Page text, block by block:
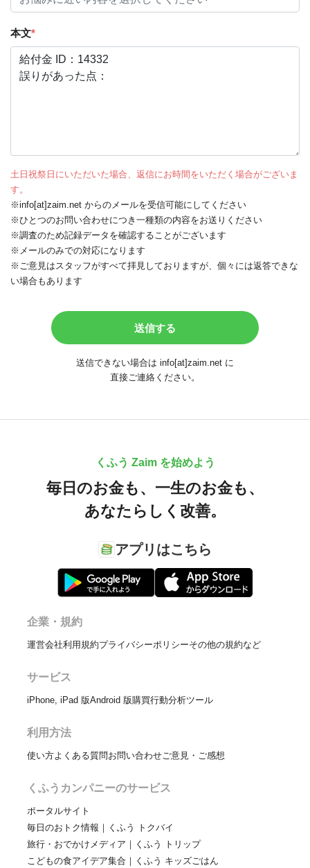
本文*
土日祝祭日にいただいた場合、返信にお時間をいただく場合がございま
す。
※info[at]zaim.net からのメールを受信可能にしてください
※ひとつのお問い合わせにつき一種類の内容をお送りください
※調査のため記録データを確認することがございます
※メールのみでの対応になります
※ご意見はスタッフがすべて拝見しておりますが、個々には返答できな
い場合もあります
送信できない場合は info[at]zaim.net に
直接ご連絡ください。
くふう Zaim を始めよう
毎日のお金も、 一生のお金も、
あなたらしく改善。
アプリはこちら
企業・規約
運営会社利用規約プライバシーポリシーその他の規約など
サービス
iPhone, iPad 版Android 版購買行動分析ツール
利用方法
使い方よくある質問お問い合わせご意見・ご感想
くふうカンパニーのサービス
ポータルサイト
毎日のおトク情報｜くふう トクバイ
旅行・おでかけメディア｜くふう トリップ
こどもの食アイデア集合｜くふう キッズごはん